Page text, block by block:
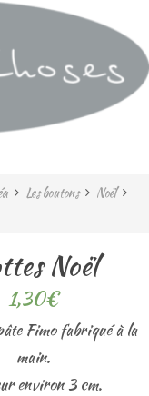
Les boutons
Noël
Noël
1,30€
Fimo fabriqué à la
main.
environ 3 cm.